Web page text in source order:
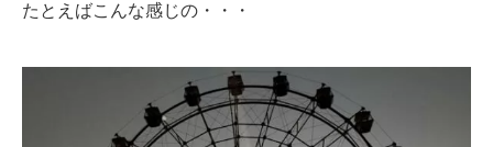
たとえばこんな感じの・・・